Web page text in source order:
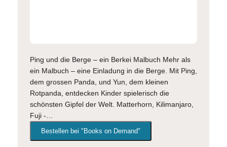
Ping und die Berge – ein Berkei Malbuch Mehr als
ein Malbuch – eine Einladung in die Berge. Mit Ping,
dem grossen Panda, und Yun, dem kleinen
Rotpanda, entdecken Kinder spielerisch die
schönsten Gipfel der Welt. Matterhorn, Kilimanjaro,
Fuji -…
Bestellen bei "Books on Demand"